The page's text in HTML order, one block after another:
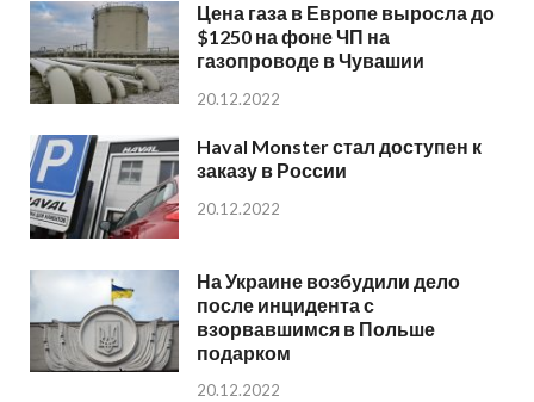
Цена газа в Европе выросла до
$1250 на фоне ЧП на
газопроводе в Чувашии
20.12.2022
Haval Monster стал доступен к
заказу в России
20.12.2022
На Украине возбудили дело
после инцидента с
взорвавшимся в Польше
подарком
20.12.2022